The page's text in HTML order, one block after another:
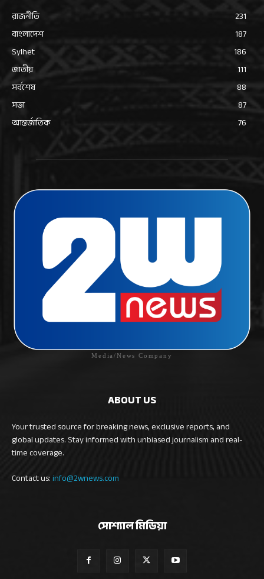
রাজনীতি
231
বাংলাদেশ
187
Sylhet
186
জাতীয়
111
সর্বশেষ
88
সভা
87
আন্তর্জাতিক
76
Media/News Company
ABOUT US
Your trusted source for breaking news, exclusive reports, and
global updates. Stay informed with unbiased journalism and real-
time coverage.
Contact us:info@2wnews.com
সোশ্যাল মিডিয়া